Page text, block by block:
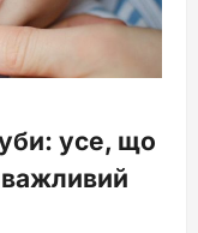
усе, що
важливий